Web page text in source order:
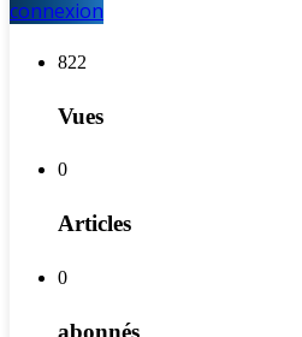
connexion
822
Vues
0
Articles
0
abonnés